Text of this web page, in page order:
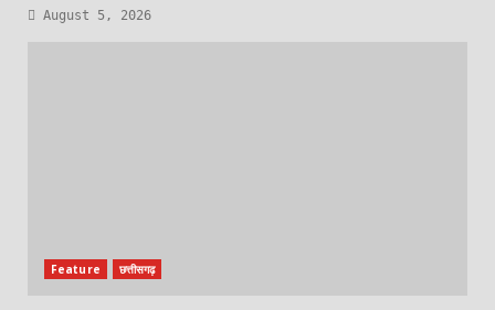
August 5, 2026
Feature छत्तीसगढ़